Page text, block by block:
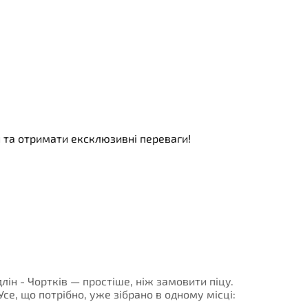
отримати ексклюзивні переваги!
- Чортків — простіше, ніж замовити піцу.
що потрібно, уже зібрано в одному місці: